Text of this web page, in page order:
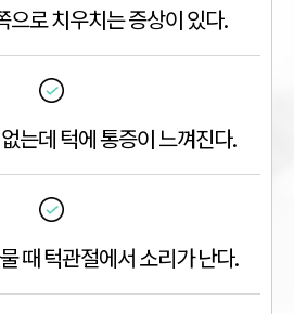
으로 치우치는 증상이 있다.
는데 턱에 통증이 느껴진다.
때 턱관절에서 소리가 난다.